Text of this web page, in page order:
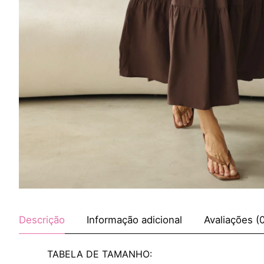
Descrição Informação adicional Avaliações
TABELA DE TAMANHO: